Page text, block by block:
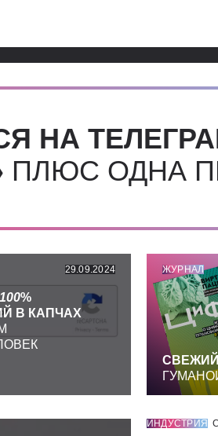
НА
ПЛЮС ОДНА
29.09.2024
100%
В КАПЧАХ
ЖУРНАЛ
ИНДУСТРИЯ